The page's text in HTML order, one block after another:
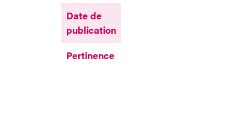
Date de
publication
Pertinence